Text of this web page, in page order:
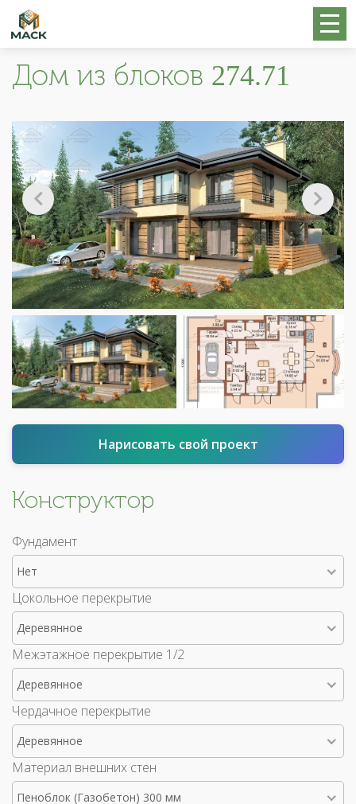
Дом из блоков 274.71
Нарисовать свой проект
Конструктор
Фундамент
Нет
Цокольное перекрытие
Деревянное
Межэтажное перекрытие 1/2
Деревянное
Чердачное перекрытие
Деревянное
Материал внешних стен
Пеноблок (Газобетон) 300 мм